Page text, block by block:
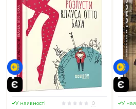
У наявності
0
У
Продовжити
Оформити